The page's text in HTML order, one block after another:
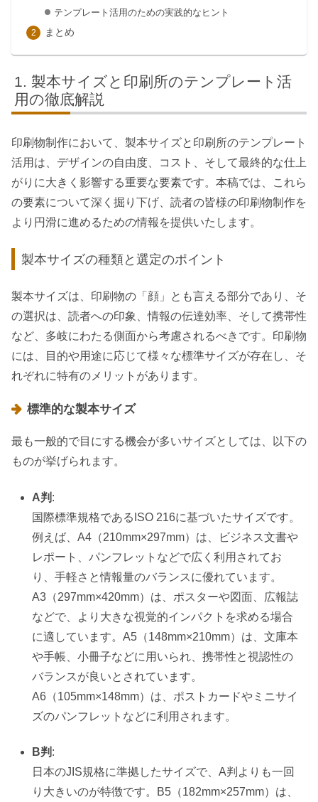
テンプレート活用のための実践的なヒント
まとめ
製本サイズと印刷所のテンプレート活
用の徹底解説
印刷物制作において、製本サイズと印刷所のテンプレート
活用は、デザインの自由度、コスト、そして最終的な仕上
がりに大きく影響する重要な要素です。本稿では、これら
の要素について深く掘り下げ、読者の皆様の印刷物制作を
より円滑に進めるための情報を提供いたします。
製本サイズの種類と選定のポイント
製本サイズは、印刷物の「顔」とも言える部分であり、そ
の選択は、読者への印象、情報の伝達効率、そして携帯性
など、多岐にわたる側面から考慮されるべきです。印刷物
には、目的や用途に応じて様々な標準サイズが存在し、そ
れぞれに特有のメリットがあります。
標準的な製本サイズ
最も一般的で目にする機会が多いサイズとしては、以下の
ものが挙げられます。
A判 :
国際標準規格であるISO 216に基づいたサイズです。
例えば、A4（210mm×297mm）は、ビジネス文書や
レポート、パンフレットなどで広く利用されてお
り、手軽さと情報量のバランスに優れています。
A3（297mm×420mm）は、ポスターや図面、広報誌
などで、より大きな視覚的インパクトを求める場合
に適しています。A5（148mm×210mm）は、文庫本
や手帳、小冊子などに用いられ、携帯性と視認性の
バランスが良いとされています。
A6（105mm×148mm）は、ポストカードやミニサイ
ズのパンフレットなどに利用されます。
B判 :
日本のJIS規格に準拠したサイズで、A判よりも一回
り大きいのが特徴です。B5（182mm×257mm）は、